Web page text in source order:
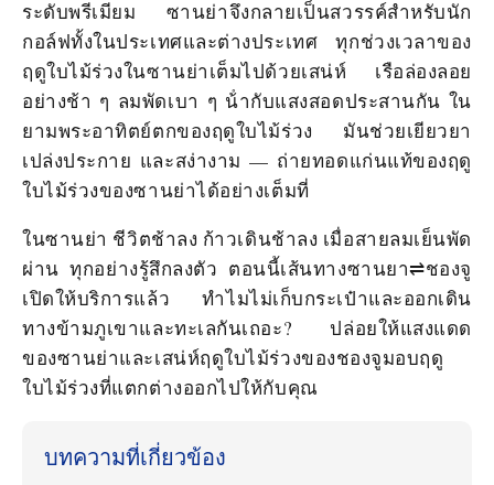
ระดับพรีเมียม ซานย่าจึงกลายเป็นสวรรค์สําหรับนัก
กอล์ฟทั้งในประเทศและต่างประเทศ ทุกช่วงเวลาของ
ฤดูใบไม้ร่วงในซานย่าเต็มไปด้วยเสน่ห์ เรือล่องลอย
อย่างช้า ๆ ลมพัดเบา ๆ น้ํากับแสงสอดประสานกัน ใน
ยามพระอาทิตย์ตกของฤดูใบไม้ร่วง มันช่วยเยียวยา
เปล่งประกาย และสง่างาม — ถ่ายทอดแก่นแท้ของฤดู
ใบไม้ร่วงของซานย่าได้อย่างเต็มที่
ในซานย่า ชีวิตช้าลง ก้าวเดินช้าลง เมื่อสายลมเย็นพัด
ผ่าน ทุกอย่างรู้สึกลงตัว ตอนนี้เส้นทางซานยา⇌ชองจู
เปิดให้บริการแล้ว ทําไมไม่เก็บกระเป๋าและออกเดิน
ทางข้ามภูเขาและทะเลกันเถอะ? ปล่อยให้แสงแดด
ของซานย่าและเสน่ห์ฤดูใบไม้ร่วงของชองจูมอบฤดู
ใบไม้ร่วงที่แตกต่างออกไปให้กับคุณ
บทความที่เกี่ยวข้อง